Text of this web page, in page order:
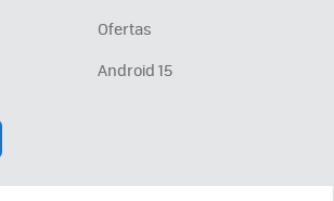
Ofertas
Android 15